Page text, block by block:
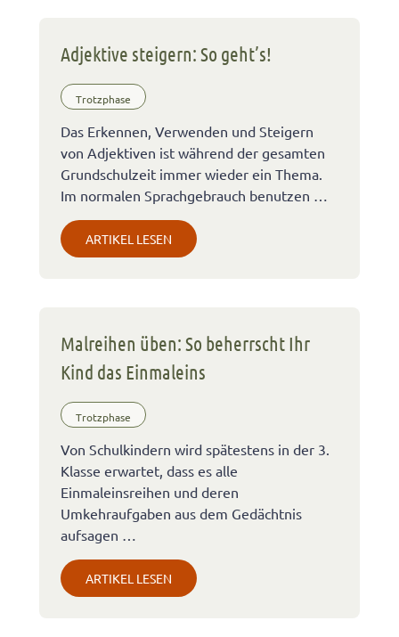
Adjektive steigern: So geht’s!
Trotzphase
Das Erkennen, Verwenden und Steigern
von Adjektiven ist während der gesamten
Grundschulzeit immer wieder ein Thema.
Im normalen Sprachgebrauch benutzen …
ARTIKEL LESEN
Malreihen üben: So beherrscht Ihr
Kind das Einmaleins
Trotzphase
Von Schulkindern wird spätestens in der 3.
Klasse erwartet, dass es alle
Einmaleinsreihen und deren
Umkehraufgaben aus dem Gedächtnis
aufsagen …
ARTIKEL LESEN